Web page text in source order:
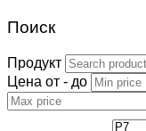
Поиск
Продукт
Цена от - до